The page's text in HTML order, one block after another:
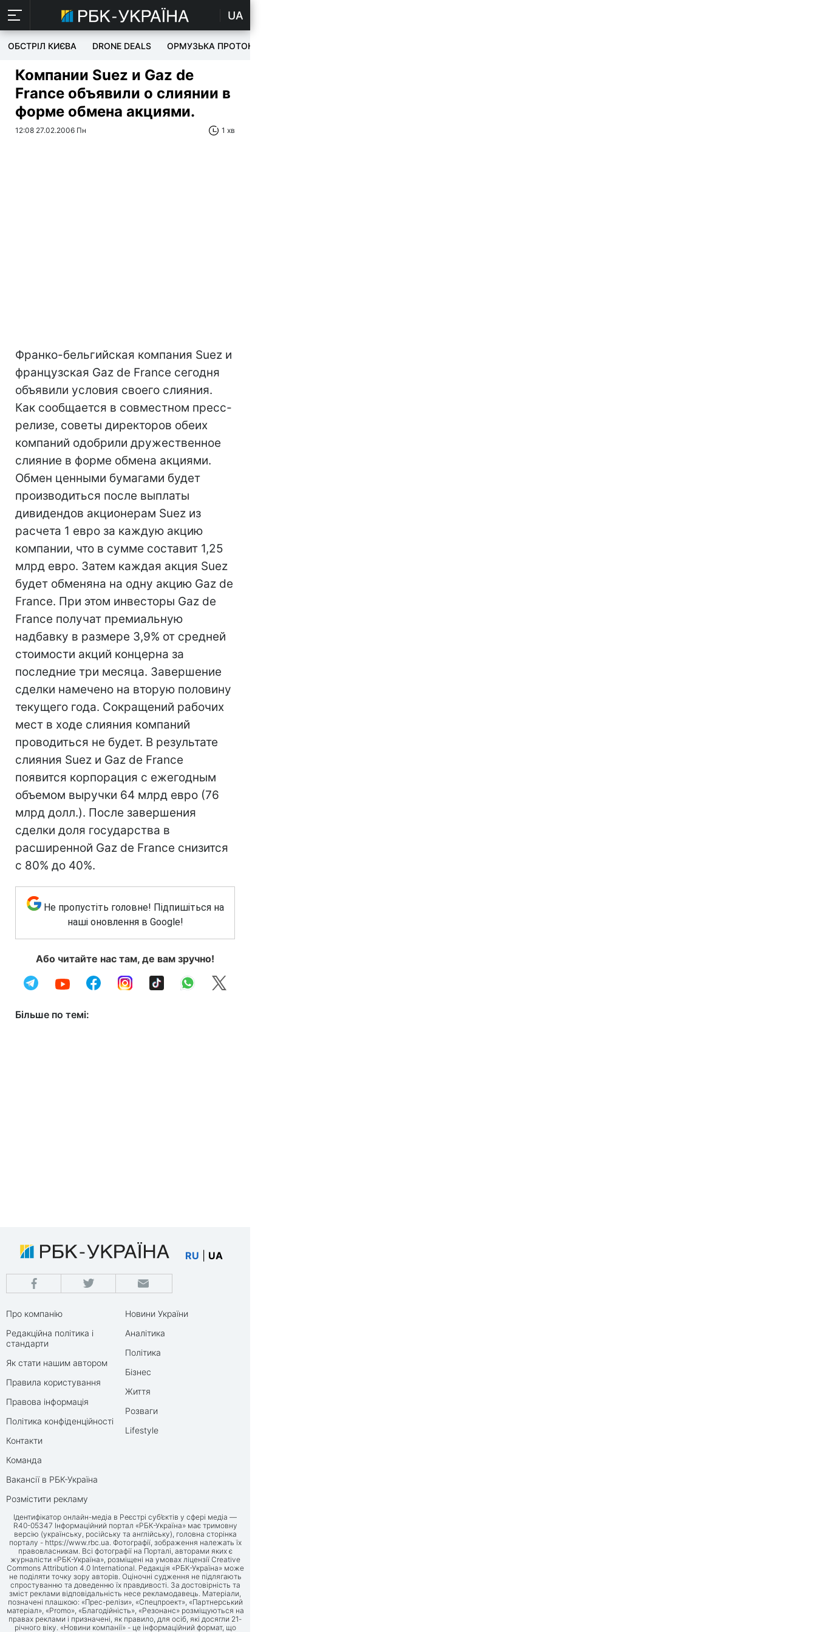
UA
ОБСТРІЛ КИЄВА DRONE DEALS ОРМУЗЬКА ПРОТОКА
Компании Suez и Gaz de
France объявили о слиянии в
форме обмена акциями.
12:08 27.02.2006 Пн 1 хв
Франко-бельгийская компания Suez и
французская Gaz de France сегодня
объявили условия своего слияния.
Как сообщается в совместном пресс-
релизе, советы директоров обеих
компаний одобрили дружественное
слияние в форме обмена акциями.
Обмен ценными бумагами будет
производиться после выплаты
дивидендов акционерам Suez из
расчета 1 евро за каждую акцию
компании, что в сумме составит 1,25
млрд евро. Затем каждая акция Suez
будет обменяна на одну акцию Gaz de
France. При этом инвесторы Gaz de
France получат премиальную
надбавку в размере 3,9% от средней
стоимости акций концерна за
последние три месяца. Завершение
сделки намечено на вторую половину
текущего года. Сокращений рабочих
мест в ходе слияния компаний
проводиться не будет. В результате
слияния Suez и Gaz de France
появится корпорация с ежегодным
объемом выручки 64 млрд евро (76
млрд долл.). После завершения
сделки доля государства в
расширенной Gaz de France снизится
с 80% до 40%.
Не пропустіть головне! Підпишіться на
наші оновлення в Google!
Або читайте нас там, де вам зручно!
Більше по темі:
RU UA
Про компанію
Редакційна політика і
стандарти
Як стати нашим автором
Правила користування
Правова інформація
Політика конфіденційності
Контакти
Команда
Вакансії в РБК-Україна
Розмістити рекламу
Новини України
Аналітика
Політика
Бізнес
Життя
Розваги
Lifestyle
Ідентифікатор онлайн-медіа в Реєстрі суб’єктів у сфері медіа —
R40-05347 Інформаційний портал «РБК-Україна» має тримовну
версію (українську, російську та англійську), головна сторінка
порталу - https://www.rbc.ua. Фотографії, зображення належать їх
правовласникам. Всі фотографії на Порталі, авторами яких є
журналісти «РБК-Україна», розміщені на умовах ліцензії Creative
Commons Attribution 4.0 International. Редакція «РБК-Україна» може
не поділяти точку зору авторів. Оціночні судження не підлягають
спростуванню та доведенню їх правдивості. За достовірність та
зміст реклами відповідальність несе рекламодавець. Матеріали,
позначені плашкою: «Прес-релізи», «Спецпроект», «Партнерський
матеріал», «Promo», «Благодійність», «Резонанс» розміщуються на
правах реклами і призначені, як правило, для осіб, які досягли 21-
річного віку. «Новини компанії» - це інформаційний формат, що